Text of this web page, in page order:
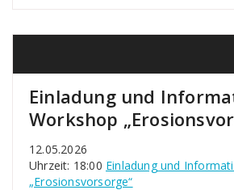
Einladung und
Workshop
12.05.2026
Uhrzeit: 18:00 Einladung und
„Erosionsvorsorge“